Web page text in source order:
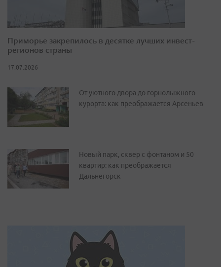
Приморье закрепилось в десятке лучших инвест-
регионов страны
17.07.2026
От уютного двора до горнолыжного
курорта: как преображается Арсеньев
Новый парк, сквер с фонтаном и 50
квартир: как преображается
Дальнегорск